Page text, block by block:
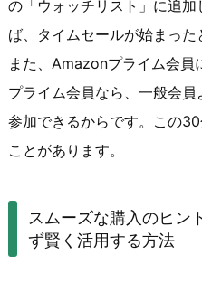
の「ウォッチリスト」に追
ば、タイムセールが始まった
また、Amazonプライム会員
プライム会員なら、一般会
参加できるからです。この
ことがあります。
スムーズな購入のヒン
ず賢く活用する方法